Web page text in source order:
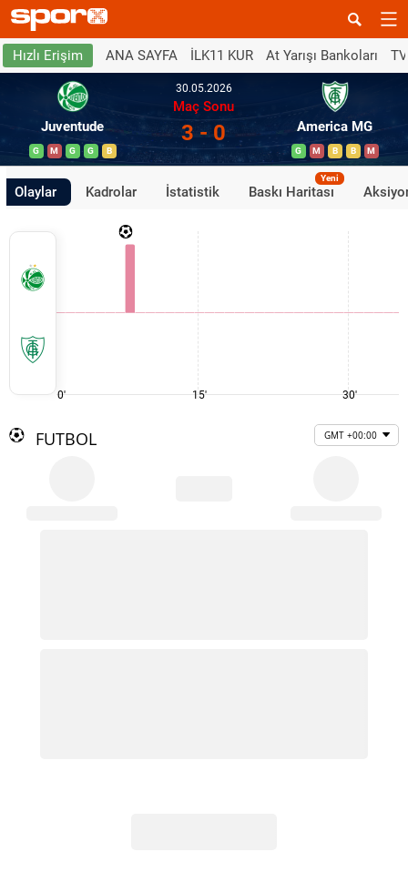
Hızlı Erişim ANA SAYFA İLK11 KUR At Yarışı Bankoları
Juventude
G M G G B
30.05.2026
Maç Sonu
3 - 0 America MG
G M B B M
Olaylar Kadrolar İstatistik Baskı Haritası
Yeni
0' 15' 30'
FUTBOL GMT +00:00